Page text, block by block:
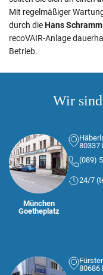
Mit regelmäßiger
durch dieHans
recoVAIR-Anlage
Betrieb.
Wir
München
Goetheplatz
80337
(089)
24/7
80686